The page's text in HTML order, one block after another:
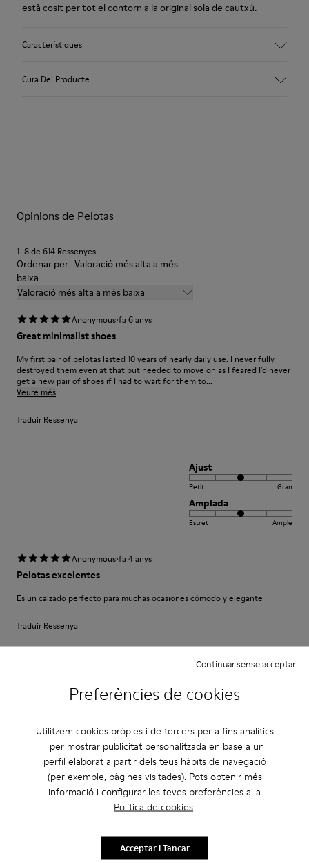
Preferències de cookies
Utilitzem cookies pròpies i de tercers per a fins analítics
i per mostrar publicitat personalitzada en base a un
perfil elaborat a partir dels teus hàbits de navegació
(per exemple, pàgines visitades). Pots obtenir més
informació i configurar les teves preferències a la
Política de cookies.
Continuar sense acceptar
Acceptar i Tancar
està cosit per tot el contorn a la original sola de cautxú.
Característiques
Cura Del Producte
Si necessites indicacions precises sobre com tenir cura de les
sabates
Opinions de Pelotas
1–8 de 614 Ressenyes
Ordenar per : Valoració més alta a més
baixa
Valoració més alta a més baixa
Anonymous·fa 6 anys
Great minimalist shoes
My first pair of pelotas lasted 10 years of nearly daily use. I never fully
destroyed them even at that but needed to move on as I feared I'd never
get a new pair of shoes if I had to wait for them to...
Veure més
Traduir Ressenya
Ajust
Petit Gran
Amplada
Estret Ample
Anonymous·fa 4 anys
Pelotas excelentes
Es un calzado perfecto para muchas ocasiones cómodo y elegante
Traduir Ressenya
Petit
Estret Ample
Anonymous·fa 4 anys
Perfekt
Es ist mein dritter Pelotas-Schuh der perfekt sitzt und Halt bietet.
Allerdings: Das Schnürsenkel-System ist etwas gewöhnungsbedürftig.